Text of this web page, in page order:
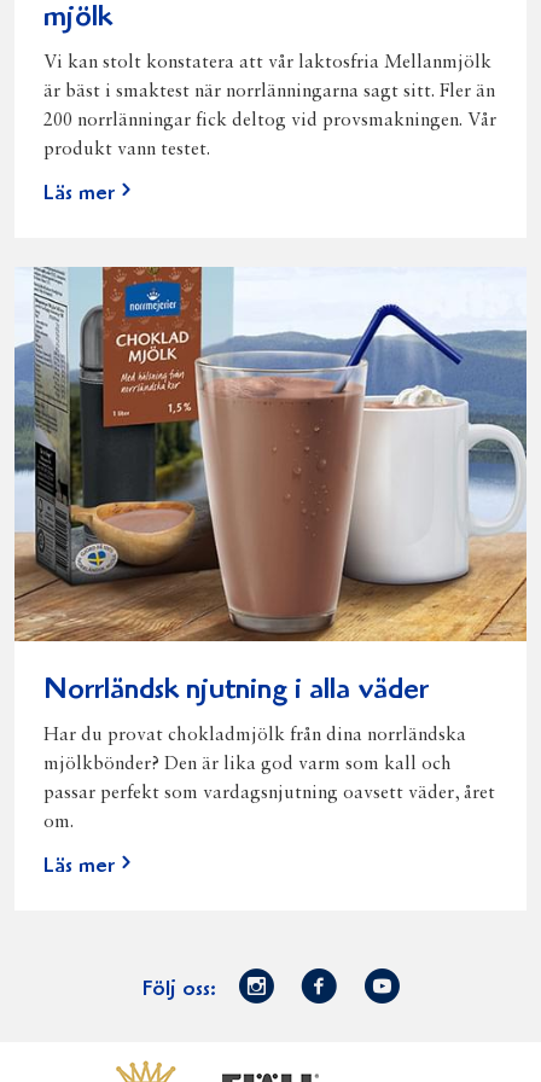
mjölk
Vi kan stolt konstatera att vår laktosfria Mellanmjölk
är bäst i smaktest när norrlänningarna sagt sitt. Fler än
200 norrlänningar fick deltog vid provsmakningen. Vår
produkt vann testet.
Läs mer
Norrländsk njutning i alla väder
Har du provat chokladmjölk från dina norrländska
mjölkbönder? Den är lika god varm som kall och
passar perfekt som vardagsnjutning oavsett väder, året
om.
Läs mer
Följ oss:
Norrmejerier
Facebook
Youtube
VästerbottensostFjällfil